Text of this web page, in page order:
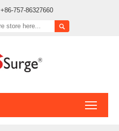
+86-757-86327660
